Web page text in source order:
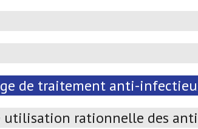
de traitement anti-
utilisation rationnelle des